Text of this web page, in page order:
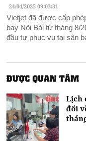
24/04/2025 09:03:31
Vietjet đã được cấp
bay Nội Bài từ tháng 8/
đầu tự phục vụ tại sân
ĐƯỢC QUAN TÂM
Lịch
đổi